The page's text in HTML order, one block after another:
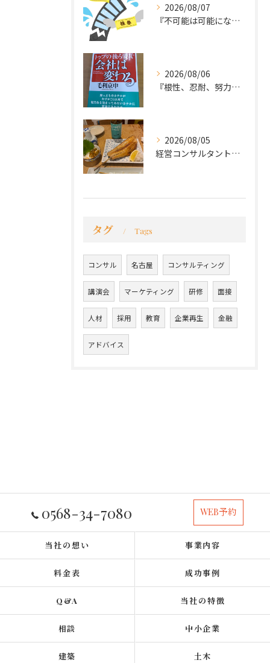
2026/08/07
『不可能は可能になる』
2026/08/06
『根性、忍耐、努力という言葉は死語なのか』
2026/08/05
経営コンサルタントのモーちゃん・毛利京申です。
タグ Tags
コンサル 名古屋 コンサルティング
講演会 マーケティング 研修 面接
人材 採用 教育 企業再生 金融
アドバイス
0568-34-7080 WEB予約
当社の想い 事業内容
料金表 成功事例
Q&A 当社の特徴
相談 中小企業
建築 土木